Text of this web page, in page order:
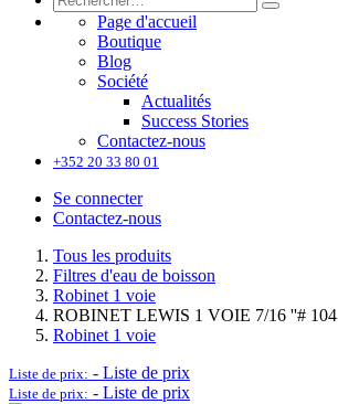
Page d'accueil
Boutique
Blog
Société
Actualités
Success Stories
Contactez-nous
+352 20 33 80 01
Se connecter
Contactez-nous
Tous les produits
Filtres d'eau de boisson
Robinet 1 voie
ROBINET LEWIS 1 VOIE 7/16 ''# 104
Robinet 1 voie
Liste de prix: - Liste de prix
Liste de prix: - Liste de prix